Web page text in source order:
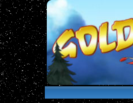
le site de la Lune Rouge